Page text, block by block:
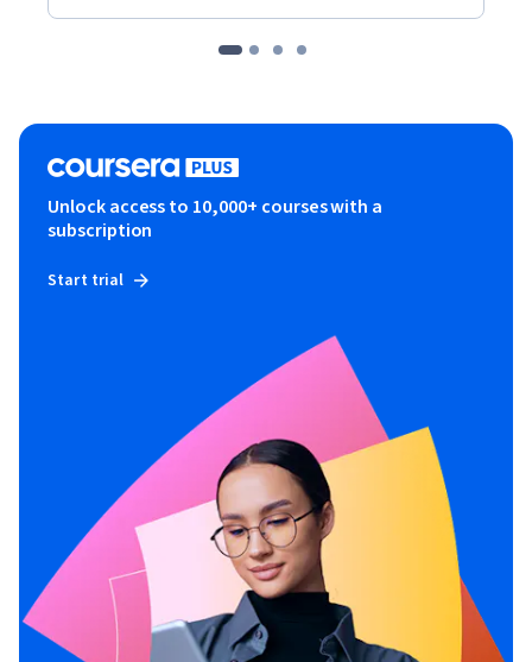
Unlock access to 10,000+ courses with a
subscription
Start trial